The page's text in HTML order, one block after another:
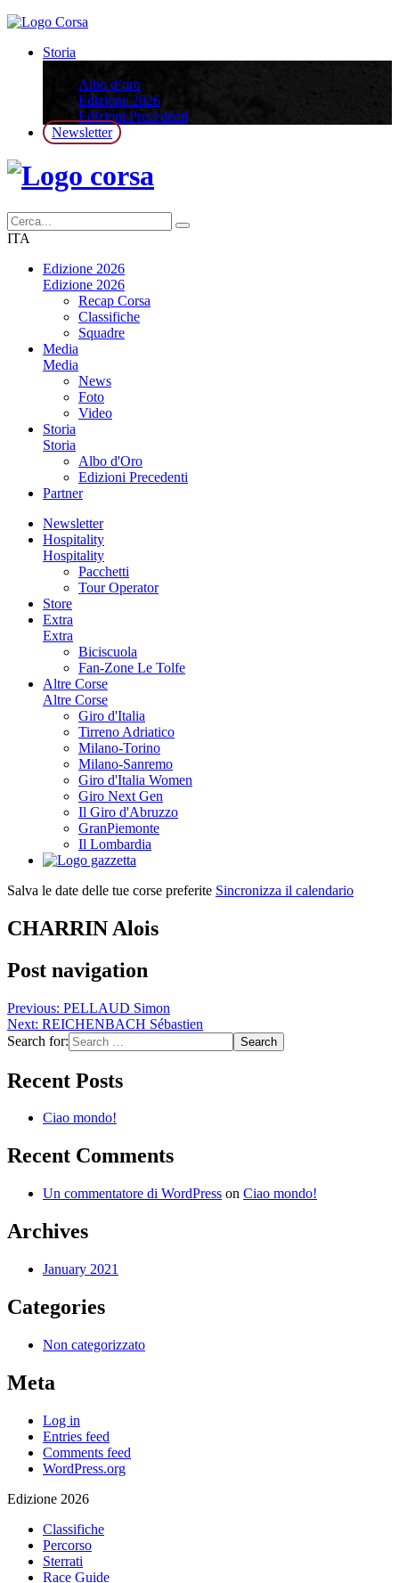
Storia
Albo d’oro
Edizione 2026
Edizioni Precedenti
Newsletter
ITA
Edizione 2026
Edizione 2026
Recap Corsa
Classifiche
Squadre
Media
Media
News
Foto
Video
Storia
Storia
Albo d'Oro
Edizioni Precedenti
Partner
Newsletter
Hospitality
Hospitality
Pacchetti
Tour Operator
Store
Extra
Extra
Biciscuola
Fan-Zone Le Tolfe
Altre Corse
Altre Corse
Giro d'Italia
Tirreno Adriatico
Milano-Torino
Milano-Sanremo
Giro d'Italia Women
Giro Next Gen
Il Giro d'Abruzzo
GranPiemonte
Il Lombardia
Salva le date delle tue corse preferite Sincronizza il calendario
CHARRIN Alois
Post navigation
Previous: PELLAUD Simon
Next: REICHENBACH Sébastien
Search for:
Recent Posts
Ciao mondo!
Recent Comments
Un commentatore di WordPress on Ciao mondo!
Archives
January 2021
Categories
Non categorizzato
Meta
Log in
Entries feed
Comments feed
WordPress.org
Edizione 2026
Classifiche
Percorso
Sterrati
Race Guide